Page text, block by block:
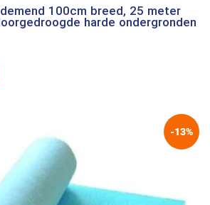
100cm breed, 25 meter
harde ondergronden
-13%